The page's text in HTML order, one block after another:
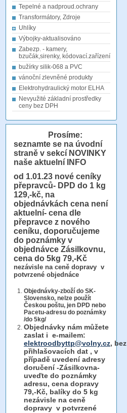
Tepelné a nadproud.ochrany
Transformátory, Zdroje
Uhlíky
Výbojky-aktualisováno
Zabezp. - kamery,
bzučák,sirenky, kódovací.zařízení
bužírky silik-068 a PVC
vánoční zlevněné produkty
Elektrohydraulický motor ELHA
Nevyužité základní prostředky
ceny bez DPH
Prosíme:
seznamte se na úvodní
straně v sekcí NOVINKY
naše aktuelní INFO
od 1.01.23 nové ceníky
přepravců- DPD do 1 kg
129,-kč, na
objednávkách cena není
aktuelní- cena dle
přepravce z nového
ceníku, doporučujeme
do poznámky v
objednávce Zásilkovnu,
cena do 5kg 79,-Kč
nezávisle na ceně dopravy v
potvrzené objednáce
Objednávky-zboží do SK-
Slovensko, nelze použít
Českou poštu, jen DPD nebo
Pacetu-adresu do poznámky
/do 5kg/
Objednávky nám můžete
zaslat i e-mailem:
elektroodbyttp@volny.cz, bez
přihlašovacích dat , v
případě uvedení adresy
doručení -Zásilkovna-
uveďte do poznámky
adresu, cena dopravy
79,-Kč, balíky do 5 kg
nezávisle na ceně
dopravy v potvrzené